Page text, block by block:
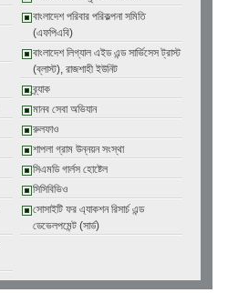
বাংলাদেশ পরিবার পরিকল্পনা সমিতি
(এফপিএবি)
বাংলাদেশ লিগ্যাল এইড এন্ড সার্ভিসেস ট্রাস্ট
(ব্লাস্ট), রাজশাহী ইউনিট
ব্র্যাক
মানব সেবা অভিযান
রুলফাও
শাপলা গ্রাম উন্নয়ন সংস্থা
সিএমডি গার্লস হোষ্টেল
সিসিবিভিও
সোসাইটি ফর এ্যাকশন রিসার্চ এন্ড
ডেভেলপমেন্ট (সার্ড)